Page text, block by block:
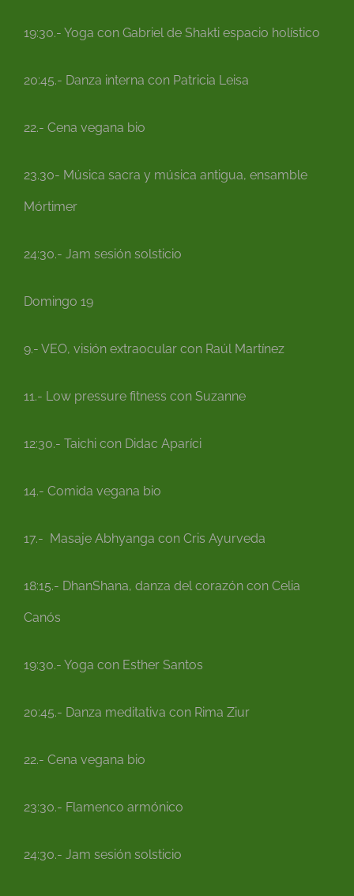
19:30.- Yoga con Gabriel de Shakti espacio holístico
20:45.- Danza interna con Patricia Leisa
22.- Cena vegana bio
23.30- Música sacra y música antigua, ensamble
Mórtimer
24:30.- Jam sesión solsticio
Domingo 19
9.- VEO, visión extraocular con Raúl Martínez
11.- Low pressure fitness con Suzanne
12:30.- Taichi con Didac Aparíci
14.- Comida vegana bio
17.- Masaje Abhyanga con Cris Ayurveda
18:15.- DhanShana, danza del corazón con Celia
Canós
19:30.- Yoga con Esther Santos
20:45.- Danza meditativa con Rima Ziur
22.- Cena vegana bio
23:30.- Flamenco armónico
24:30.- Jam sesión solsticio